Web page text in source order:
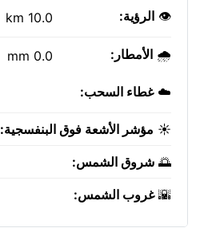
👁️ الرؤية: 10.0 km
🌧️ الأمطار: 0.0 mm
☁️غطاء السحب:
☀️ مؤشر الأشعة فوق البنفسجية:
🌅 شروق الشمس:
🌇غروب الشمس: